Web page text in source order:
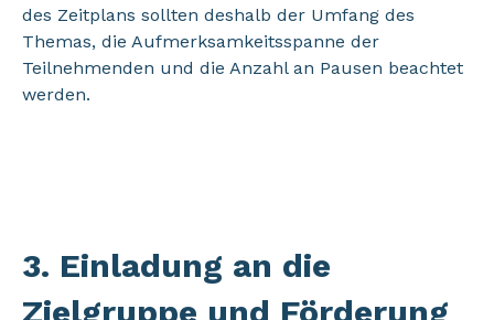
des Zeitplans sollten deshalb der Umfang des
Themas, die Aufmerksamkeitsspanne der
Teilnehmenden und die Anzahl an Pausen beachtet
werden.
3. Einladung an die
Zielgruppe und Förderung